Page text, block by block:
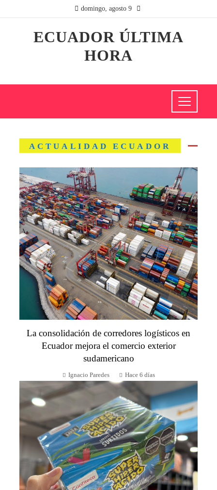
domingo, agosto 9
ECUADOR ÚLTIMA
HORA
ACTUALIDAD ECUADOR
La consolidación de corredores logísticos en
Ecuador mejora el comercio exterior
sudamericano
Ignacio Paredes Hace 6 días